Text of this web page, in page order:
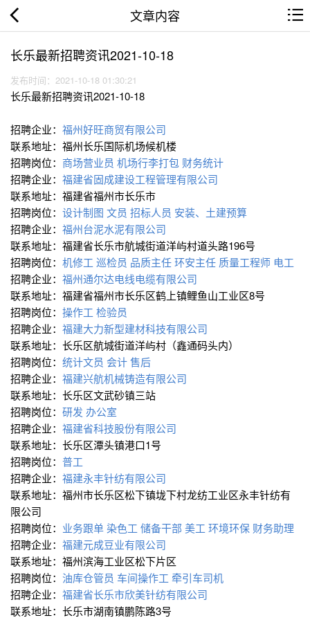
文章内容
长乐最新招聘资讯2021-10-18
发布时间：2021-10-18 01:30:21
长乐最新招聘资讯2021-10-18
招聘企业： 福州好旺商贸有限公司
联系地址：福州长乐国际机场候机楼
招聘岗位： 商场营业员 机场行李打包 财务统计
招聘企业： 福建省固成建设工程管理有限公司
联系地址：福建省福州市长乐市
招聘岗位： 设计制图 文员 招标人员 安装、土建预算
招聘企业： 福州台泥水泥有限公司
联系地址：福建省长乐市航城街道洋屿村道头路196号
招聘岗位： 机修工 巡检员 品质主任环安主任 质量工程师 电工
招聘企业： 福州通尔达电线电缆有限公司
联系地址：福建省福州市长乐区鹤上镇鲤鱼山工业区8号
招聘岗位： 操作工 检验员
招聘企业： 福建大力新型建材科技有限公司
联系地址：长乐区航城街道洋屿村（鑫通码头内）
招聘岗位： 统计文员 会计售后
招聘企业： 福建兴航机械铸造有限公司
联系地址：长乐区文武砂镇三站
招聘岗位： 研发 办公室
招聘企业： 福建省科技股份有限公司
联系地址：长乐区潭头镇港口1号
招聘岗位： 普工
招聘企业： 福建永丰针纺有限公司
联系地址：福州市长乐区松下镇垅下村龙纺工业区永丰针纺有
限公司
招聘岗位： 业务跟单染色工 储备干部 美工 环境环保 财务助理
招聘企业： 福建元成豆业有限公司
联系地址：福州滨海工业区松下片区
招聘岗位： 油库仓管员 车间操作工 牵引车司机
招聘企业： 福建省长乐市欣美针纺有限公司
联系地址：长乐市湖南镇鹏陈路3号